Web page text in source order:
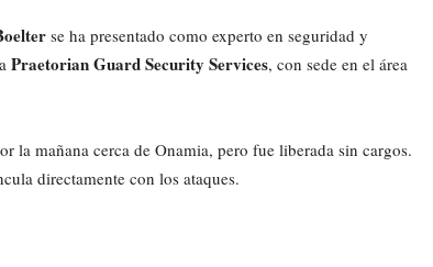
se ha presentado como experto en seguridad y
Praetorian Guard Security Services, con sede en el área
la mañana cerca de Onamia, pero fue liberada sin cargos.
directamente con los ataques.